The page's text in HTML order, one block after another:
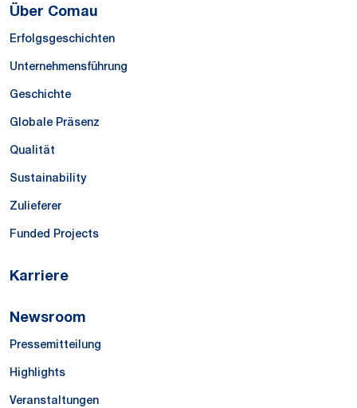
Über Comau
Erfolgsgeschichten
Unternehmensführung
Geschichte
Globale Präsenz
Qualität
Sustainability
Zulieferer
Funded Projects
Karriere
Newsroom
Pressemitteilung
Highlights
Veranstaltungen